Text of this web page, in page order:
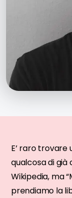
E’ raro trovare
qualcosa di
Wikipedia, ma
prendiamo la